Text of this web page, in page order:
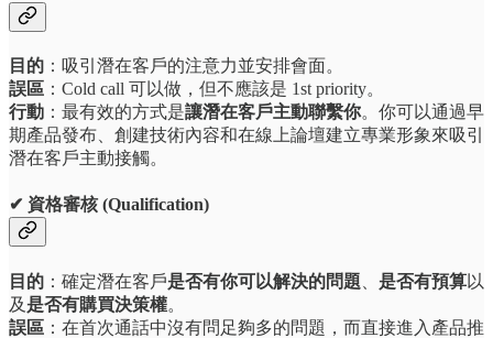
目的 ：吸引潛在客戶的注意力並安排會面。
誤區 ：Cold call 可以做，但不應該是 1st priority。
行動 ：最有效的方式是讓潛在客戶主動聯繫你。你可以通過早
期產品發布、創建技術內容和在線上論壇建立專業形象來吸引
潛在客戶主動接觸。
✔ 資格審核 (Qualification)
目的 ：確定潛在客戶是否有你可以解決的問題 是否有預算以
及是否有購買決策權。
誤區 ：在首次通話中沒有問足夠多的問題，而直接進入產品推